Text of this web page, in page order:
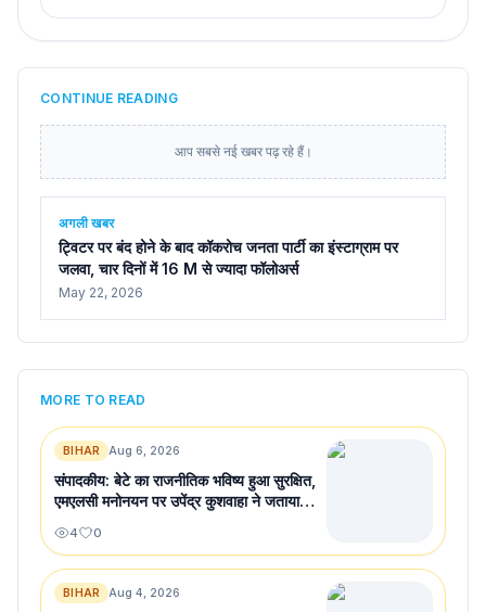
CONTINUE READING
आप सबसे नई खबर पढ़ रहे हैं।
अगली खबर
ट्विटर पर बंद होने के बाद कॉकरोच जनता पार्टी का इंस्टाग्राम पर
जलवा, चार दिनों में 16 M से ज्यादा फॉलोअर्स
May 22, 2026
MORE TO READ
BIHAR Aug 6, 2026
संपादकीय: बेटे का राजनीतिक भविष्य हुआ सुरक्षित,
एमएलसी मनोनयन पर उपेंद्र कुशवाहा ने जताया
4 0
BIHAR Aug 4, 2026